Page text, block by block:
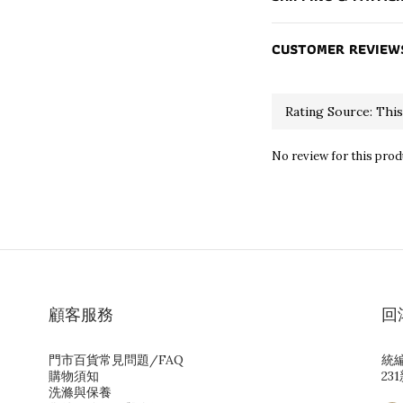
CUSTOMER
No review for this
顧客服務
門市百貨常見問題/FAQ
購物須知
洗滌與保養
統